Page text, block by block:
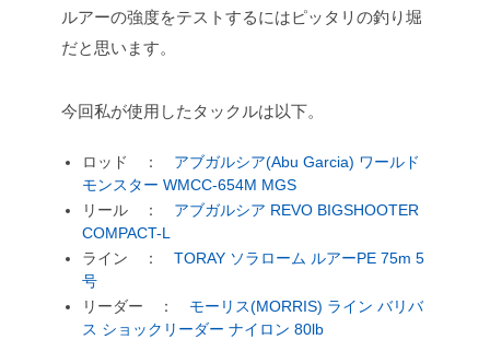
ルアーの強度をテストするにはピッタリの釣り堀
だと思います。
今回私が使用したタックルは以下。
ロッド ： アブガルシア(Abu Garcia) ワールド
モンスター WMCC-654M MGS
リール ： アブガルシア REVO BIGSHOOTER
COMPACT-L
ライン ： TORAY ソラローム ルアーPE 75m 5
号
リーダー ： モーリス(MORRIS) ライン バリバ
ス ショックリーダー ナイロン 80lb